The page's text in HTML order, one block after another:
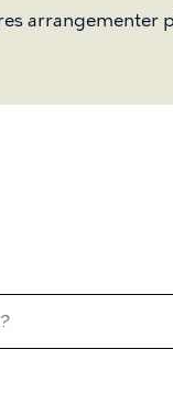
arrangementer